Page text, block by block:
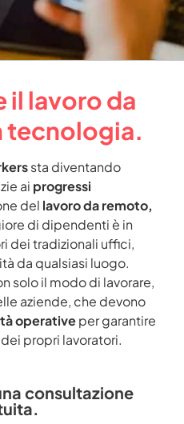
il lavoro da
tecnologia.
sta diventando
ai progressi
del lavoro da remoto,
di dipendenti è in
dei tradizionali uffici,
da qualsiasi luogo.
solo il modo di lavorare,
aziende, che devono
operativeper garantire
propri lavoratori.
consultazione